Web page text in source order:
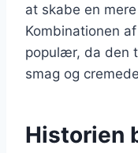
at skabe en
Kombinationen
populær, da den
smag og
Historien